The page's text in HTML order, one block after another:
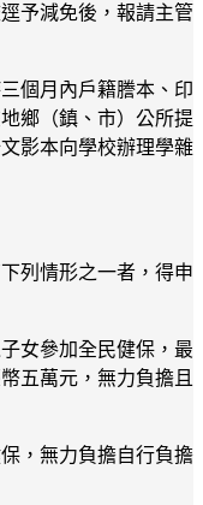
予減免後，報請主管
個月內戶籍謄本、印
鄉（鎮、市）公所提
影本向學校辦理學雜
列情形之一者，得申
女參加全民健保，最
五萬元，無力負擔且
，無力負擔自行負擔